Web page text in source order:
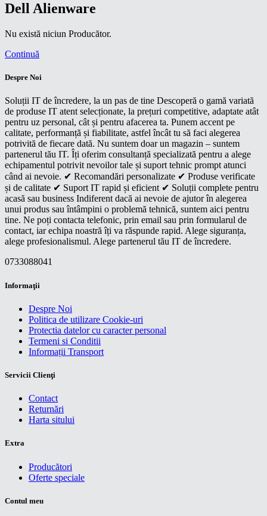
Dell Alienware
Nu există niciun Producător.
Continuă
Despre Noi
Soluții IT de încredere, la un pas de tine Descoperă o gamă variată
de produse IT atent selecționate, la prețuri competitive, adaptate atât
pentru uz personal, cât și pentru afacerea ta. Punem accent pe
calitate, performanță și fiabilitate, astfel încât tu să faci alegerea
potrivită de fiecare dată. Nu suntem doar un magazin – suntem
partenerul tău IT. Îți oferim consultanță specializată pentru a alege
echipamentul potrivit nevoilor tale și suport tehnic prompt atunci
când ai nevoie. ✔ Recomandări personalizate ✔ Produse verificate
și de calitate ✔ Suport IT rapid și eficient ✔ Soluții complete pentru
acasă sau business Indiferent dacă ai nevoie de ajutor în alegerea
unui produs sau întâmpini o problemă tehnică, suntem aici pentru
tine. Ne poți contacta telefonic, prin email sau prin formularul de
contact, iar echipa noastră îți va răspunde rapid. Alege siguranța,
alege profesionalismul. Alege partenerul tău IT de încredere.
0733088041
Informaţii
Despre Noi
Politica de utilizare Cookie-uri
Protectia datelor cu caracter personal
Termeni si Conditii
Informații Transport
Servicii Clienţi
Contact
Returnări
Harta sitului
Extra
Producători
Oferte speciale
Contul meu